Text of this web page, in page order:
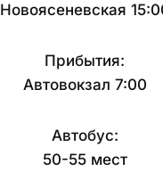
Новоясеневская
Прибытия:
Автовокзал 7:00
Автобус:
50-55 мест